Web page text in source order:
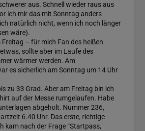
aus. Schnell wieder raus aus
ich mir das mit Sonntag anders
natürlich nicht, wenn ich noch länger
wäre).
– für mich Fan des heißen
sollte aber im Laufe des
wärmer werden. Am
es sicherlich am Sonntag um 14 Uhr
zu 33 Grad. Aber am Freitag bin ich
auf der Messe rumgelaufen. Habe
abgeholt. Nummer 236,
6.40 Uhr. Das erste, richtige
kam nach der Frage “Startpass,